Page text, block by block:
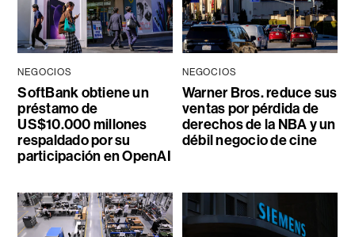
NEGOCIOS
SoftBank obtiene un
préstamo de
US$10.000 millones
respaldado por su
participación en OpenAI
NEGOCIOS
Warner Bros. reduce sus
ventas por pérdida de
derechos de la NBA y un
débil negocio de cine